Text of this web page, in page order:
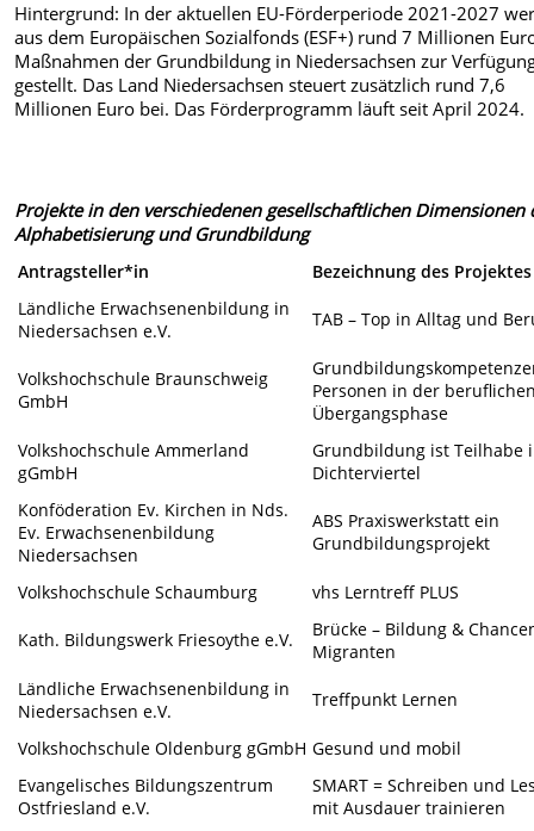
Hintergrund: In der aktuellen EU-Förderperiode 2021-2027
aus dem Europäischen Sozialfonds (ESF+) rund 7 Millionen
Maßnahmen der Grundbildung in Niedersachsen zur
gestellt. Das Land Niedersachsen steuert zusätzlich rund 7,6
Millionen Euro bei. Das Förderprogramm läuft seit April 2024.
Projekte in den verschiedenen gesellschaftlichen Dimensionen
Alphabetisierung und Grundbildung
Antragsteller*in
Bezeichnung des Projektes
Ländliche Erwachsenenbildung in
Niedersachsen e.V.
TAB – Top in Alltag und
Volkshochschule Braunschweig
GmbH
Personen in der
Übergangsphase
Volkshochschule Ammerland
gGmbH
Grundbildung ist Teilhabe
Dichterviertel
Konföderation Ev. Kirchen in Nds.
Ev. Erwachsenenbildung
Niedersachsen
ABS Praxiswerkstatt ein
Grundbildungsprojekt
Volkshochschule Schaumburg vhs Lerntreff PLUS
Kath. Bildungswerk Friesoythe e.V.
Brücke – Bildung &
Migranten
Ländliche Erwachsenenbildung in
Niedersachsen e.V.
Treffpunkt Lernen
Volkshochschule Oldenburg gGmbH Gesund und mobil
Evangelisches Bildungszentrum
Ostfriesland e.V.
SMART = Schreiben und
mit Ausdauer trainieren